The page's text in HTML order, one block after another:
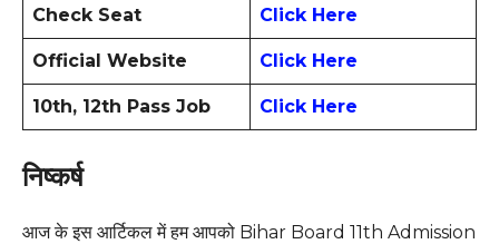
Check Seat Click Here
Official Website Click Here
10th, 12th Pass Job Click Here
निष्कर्ष
आज के इस आर्टिकल में हम आपको Bihar Board 11th Admission